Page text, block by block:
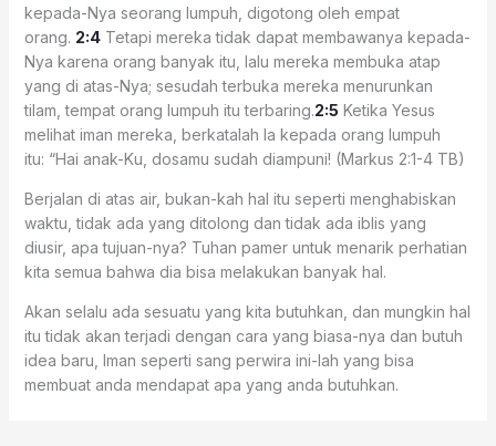
kepada-Nya seorang lumpuh, digotong oleh empat
orang. 2:4Tetapi mereka tidak dapat membawanya kepada-
Nya karena orang banyak itu, lalu mereka membuka atap
yang di atas-Nya; sesudah terbuka mereka menurunkan
tilam, tempat orang lumpuh itu terbaring.2:5 Ketika Yesus
melihat iman mereka, berkatalah Ia kepada orang lumpuh
itu: “Hai anak-Ku, dosamu sudah diampuni! (Markus 2:1-4 TB)
Berjalan di atas air, bukan-kah hal itu seperti menghabiskan
waktu, tidak ada yang ditolong dan tidak ada iblis yang
diusir, apa tujuan-nya? Tuhan pamer untuk menarik perhatian
kita semua bahwa dia bisa melakukan banyak hal.
Akan selalu ada sesuatu yang kita butuhkan, dan mungkin hal
itu tidak akan terjadi dengan cara yang biasa-nya dan butuh
idea baru, Iman seperti sang perwira ini-lah yang bisa
membuat anda mendapat apa yang anda butuhkan.